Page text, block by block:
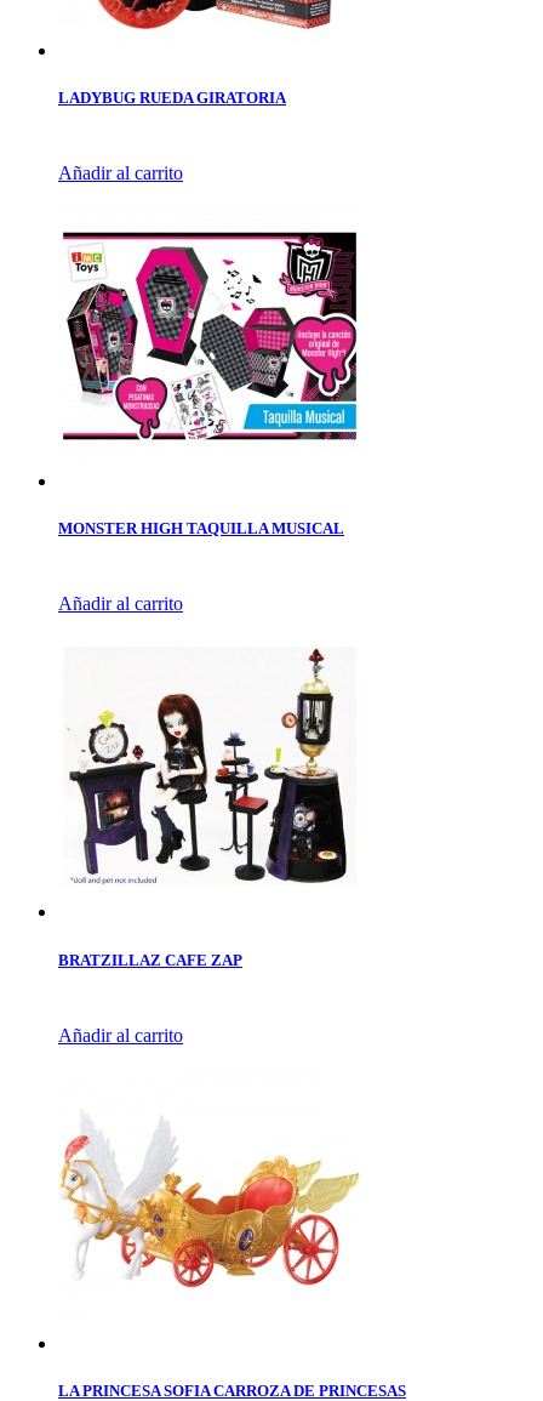
LADYBUG RUEDA GIRATORIA
Añadir al carrito
MONSTER HIGH TAQUILLA MUSICAL
Añadir al carrito
BRATZILLAZ CAFE ZAP
Añadir al carrito
LA PRINCESA SOFIA CARROZA DE PRINCESAS